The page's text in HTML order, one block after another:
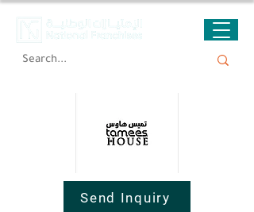
Send Inquiry